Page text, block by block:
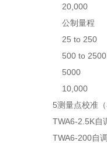
20,000
公制量
25 to 250
500 to
5000
10,000
5测量点校准
TWA6-2.5K自
TWA6-200自